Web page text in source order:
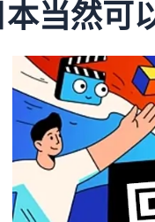
本当然可